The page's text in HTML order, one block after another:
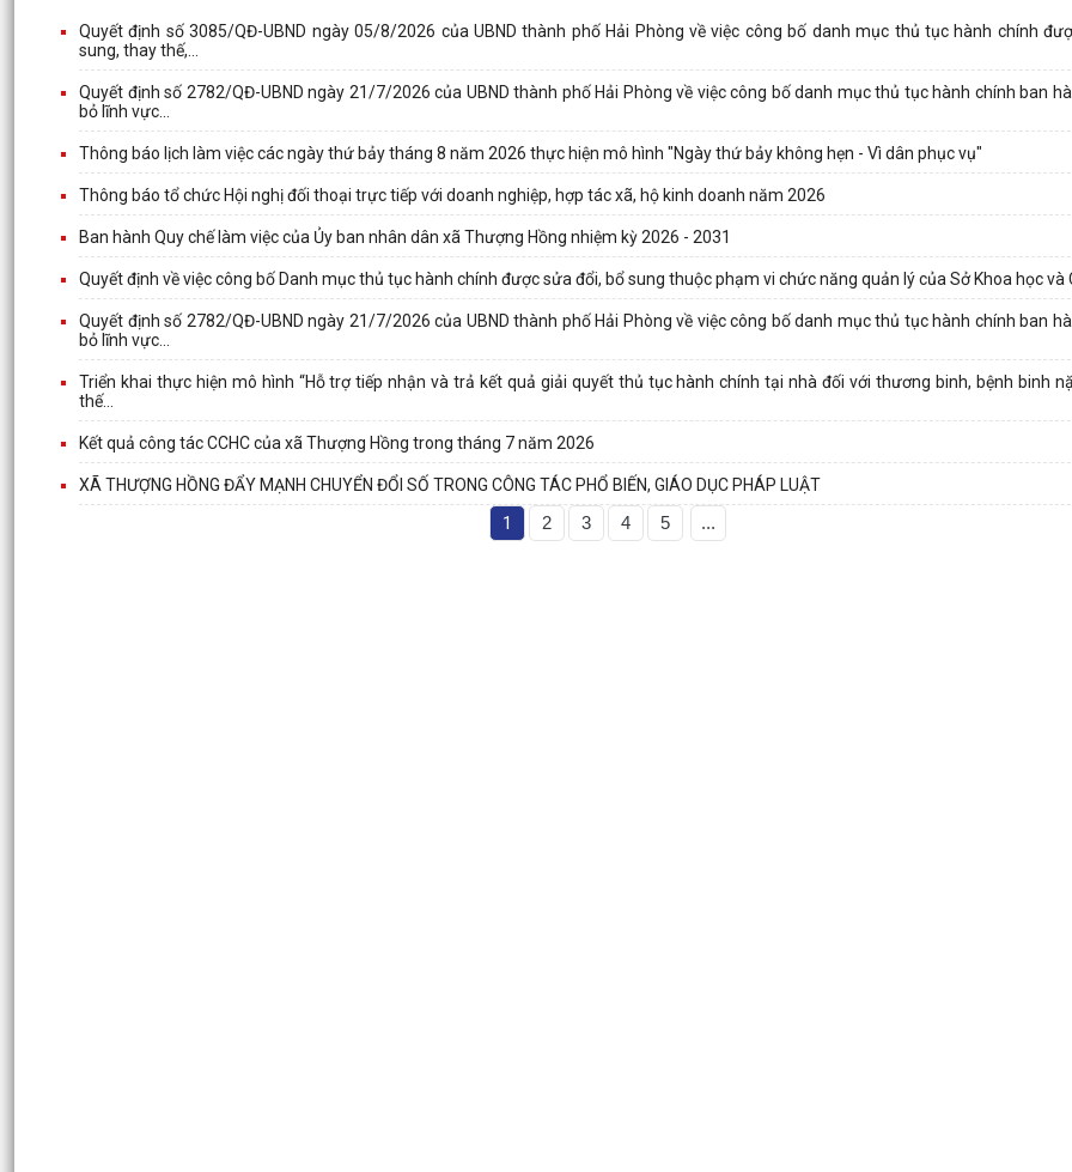
Quyết định số 3085/QĐ-UBND ngày 05/8/2026 của UBND thành phố Hải Phòng về việc công bố danh mục thủ tục hành chính
sung, thay thế,...
Quyết định số 2782/QĐ-UBND ngày 21/7/2026 của UBND thành phố Hải Phòng về việc công bố danh mục thủ tục hành chính ban
bỏ lĩnh vực...
Thông báo lịch làm việc các ngày thứ bảy tháng 8 năm 2026 thực hiện mô hình "Ngày thứ bảy không hẹn - Vì dân phục vụ"
Thông báo tổ chức Hội nghị đối thoại trực tiếp với doanh nghiệp, hợp tác xã, hộ kinh doanh năm 2026
Ban hành Quy chế làm việc của Ủy ban nhân dân xã Thượng Hồng nhiệm kỳ 2026 - 2031
Quyết định về việc công bố Danh mục thủ tục hành chính được sửa đổi, bổ sung thuộc phạm vi chức năng quản lý của Sở Khoa học và
Quyết định số 2782/QĐ-UBND ngày 21/7/2026 của UBND thành phố Hải Phòng về việc công bố danh mục thủ tục hành chính ban
bỏ lĩnh vực...
Triển khai thực hiện mô hình “Hỗ trợ tiếp nhận và trả kết quả giải quyết thủ tục hành chính tại nhà đối với thương binh, bệnh binh
thế...
Kết quả công tác CCHC của xã Thượng Hồng trong tháng 7 năm 2026
XÃ THƯỢNG HỒNG ĐẨY MẠNH CHUYỂN ĐỔI SỐ TRONG CÔNG TÁC PHỔ BIẾN, GIÁO DỤC PHÁP LUẬT
1 2 3 4 5 ...